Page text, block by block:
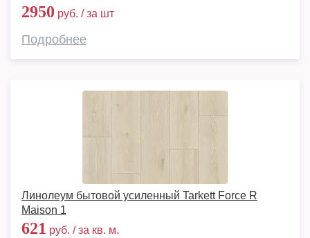
2950 руб. / за шт
Подробнее
Линолеум бытовой усиленный Tarkett Force R
Maison 1
621 руб. / за кв. м.